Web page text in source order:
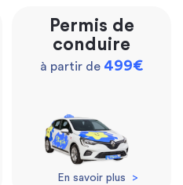
Permis de
conduire
à partir de 499€
En savoir plus >